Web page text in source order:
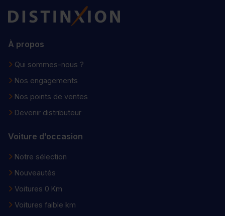
Distinxion
À propos
Qui sommes-nous ?
Nos engagements
Nos points de ventes
Devenir distributeur
Voiture d’occasion
Notre sélection
Nouveautés
Voitures 0 Km
Voitures faible km